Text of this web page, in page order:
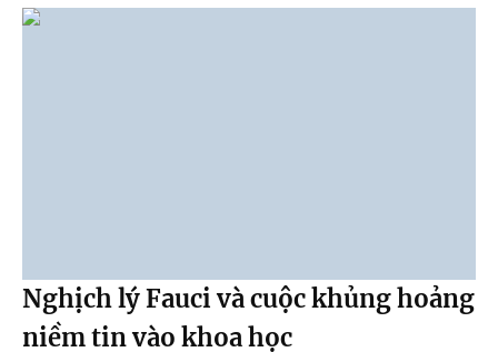
Nghịch lý Fauci và cuộc khủng hoảng
niềm tin vào khoa học